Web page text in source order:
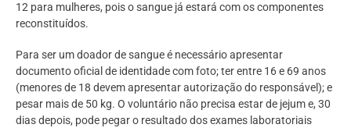
12 para mulheres, pois o sangue já estará com os componentes
reconstituídos.
Para ser um doador de sangue é necessário apresentar
documento oficial de identidade com foto; ter entre 16 e 69 anos
(menores de 18 devem apresentar autorização do responsável); e
pesar mais de 50 kg. O voluntário não precisa estar de jejum e, 30
dias depois, pode pegar o resultado dos exames laboratoriais